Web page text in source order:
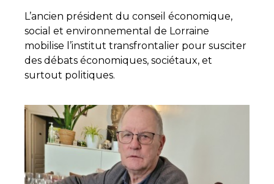
L’ancien président du conseil économique,
social et environnemental de Lorraine
mobilise l’institut transfrontalier pour susciter
des débats économiques, sociétaux, et
surtout politiques.